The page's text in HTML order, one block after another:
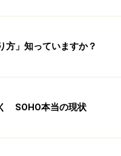
方」知っていますか？
SOHO本当の現状